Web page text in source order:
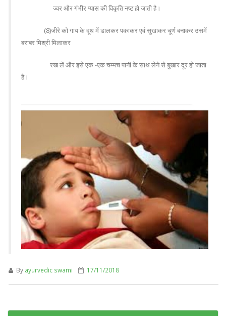
ज्वर और गंभीर प्यास की विकृति नष्ट हो जाती है।
(8)जीरे को गाय के दूध में डालकर पकाकर एवं सुखाकर चूर्ण बनाकर उसमें
बराबर मिश्री मिलाकर
रख लें और इसे एक -एक चम्मच पानी के साथ लेने से बुखार दूर हो जाता
है।
By ayurvedic swami 17/11/2018